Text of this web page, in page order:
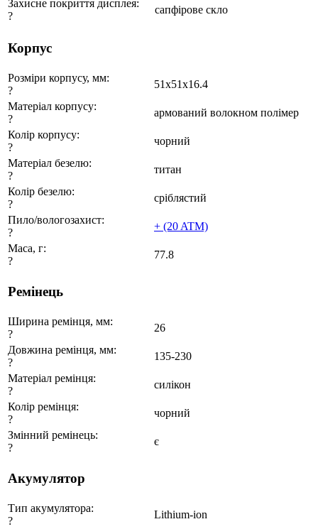
Захисне покриття дисплея:
?
сапфірове скло
Корпус
Розміри корпусу, мм:
?
51х51х16.4
Матеріал корпусу:
?
армований волокном полімер
Колір корпусу:
?
чорний
Матеріал безелю:
?
титан
Колір безелю:
?
сріблястий
Пило/вологозахист:
?
+ (20 ATM)
Маса, г:
?
77.8
Ремінець
Ширина ремінця, мм:
?
26
Довжина ремінця, мм:
?
135-230
Матеріал ремінця:
?
силікон
Колір ремінця:
?
чорний
Змінний ремінець:
?
є
Акумулятор
Тип акумулятора:
?
Lithium-ion